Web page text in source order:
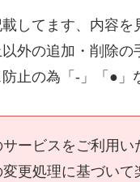
してます、内容
外の追加・削除の
止の為「-」「●」
ービスをご利用い
更処理に基づい